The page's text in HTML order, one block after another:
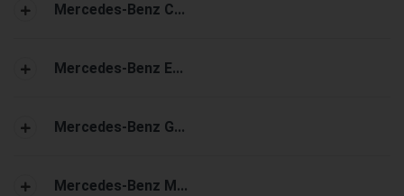
Mercedes-Benz C...
Mercedes-Benz E...
Mercedes-Benz G...
Mercedes-Benz M...